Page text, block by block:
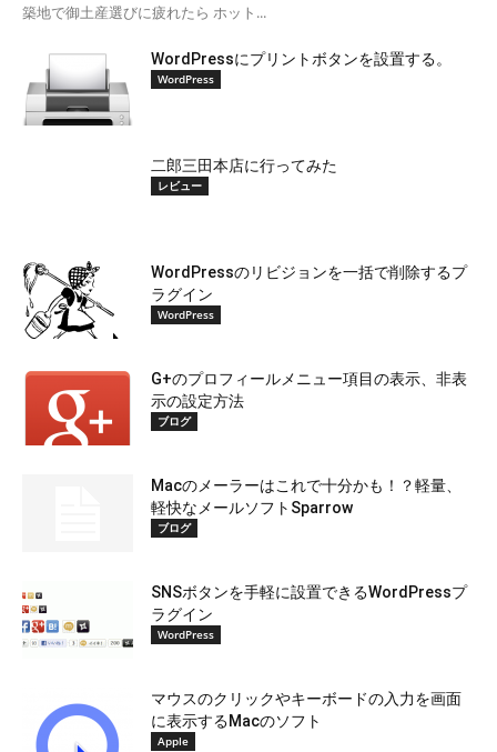
築地で御土産選びに疲れたら ホット...
WordPressにプリントボタンを設置する。
WordPress
二郎三田本店に行ってみた
レビュー
WordPressのリビジョンを一括で削除するプ
ラグイン
WordPress
G+のプロフィールメニュー項目の表示、非表
示の設定方法
ブログ
Macのメーラーはこれで十分かも！？軽量、
軽快なメールソフトSparrow
ブログ
SNSボタンを手軽に設置できるWordPressプ
ラグイン
WordPress
マウスのクリックやキーボードの入力を画面
に表示するMacのソフト
Apple